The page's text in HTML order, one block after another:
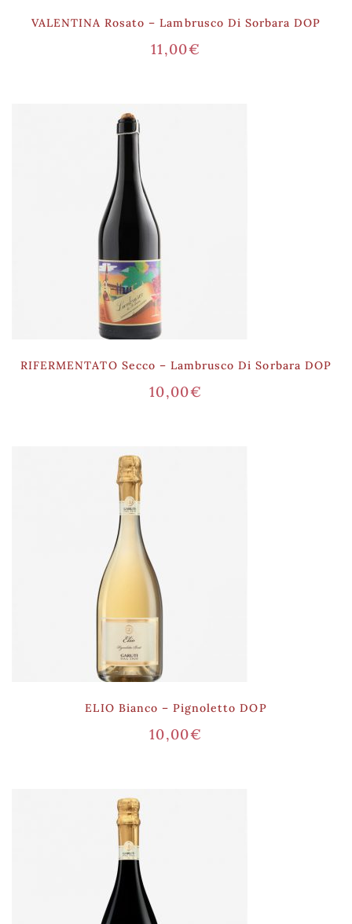
VALENTINA Rosato – Lambrusco Di Sorbara DOP
11,00€
RIFERMENTATO Secco – Lambrusco Di Sorbara DOP
10,00€
ELIO Bianco – Pignoletto DOP
10,00€